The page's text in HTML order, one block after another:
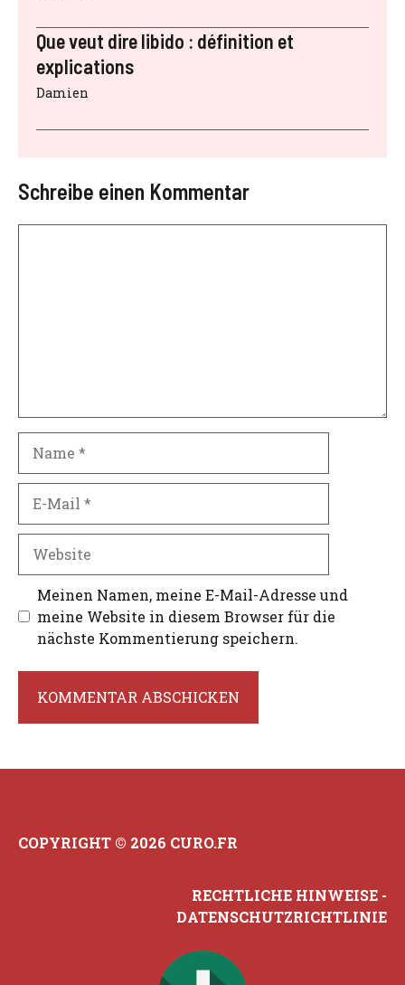
Que veut dire libido : définition et
explications
Damien
Schreibe einen Kommentar
Mail
Meinen Namen, meine E-Mail-Adresse und
meine Website in diesem Browser für die
nächste Kommentierung speichern.
COPYRIGHT © 2026 CURO.FR
RECHTLICHE HINWEISE -
DATENSCHUTZRICHTLINIE